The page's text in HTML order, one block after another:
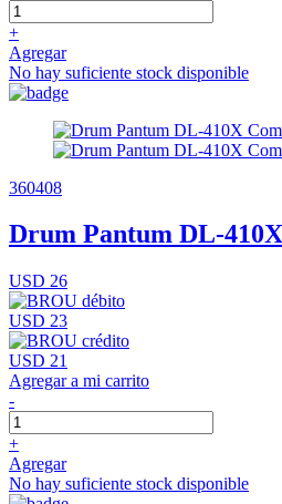
+
Agregar
No hay suficiente stock disponible
360408
Drum Pantum DL-
USD 26
USD 23
USD 21
Agregar a mi carrito
-
+
Agregar
No hay suficiente stock disponible